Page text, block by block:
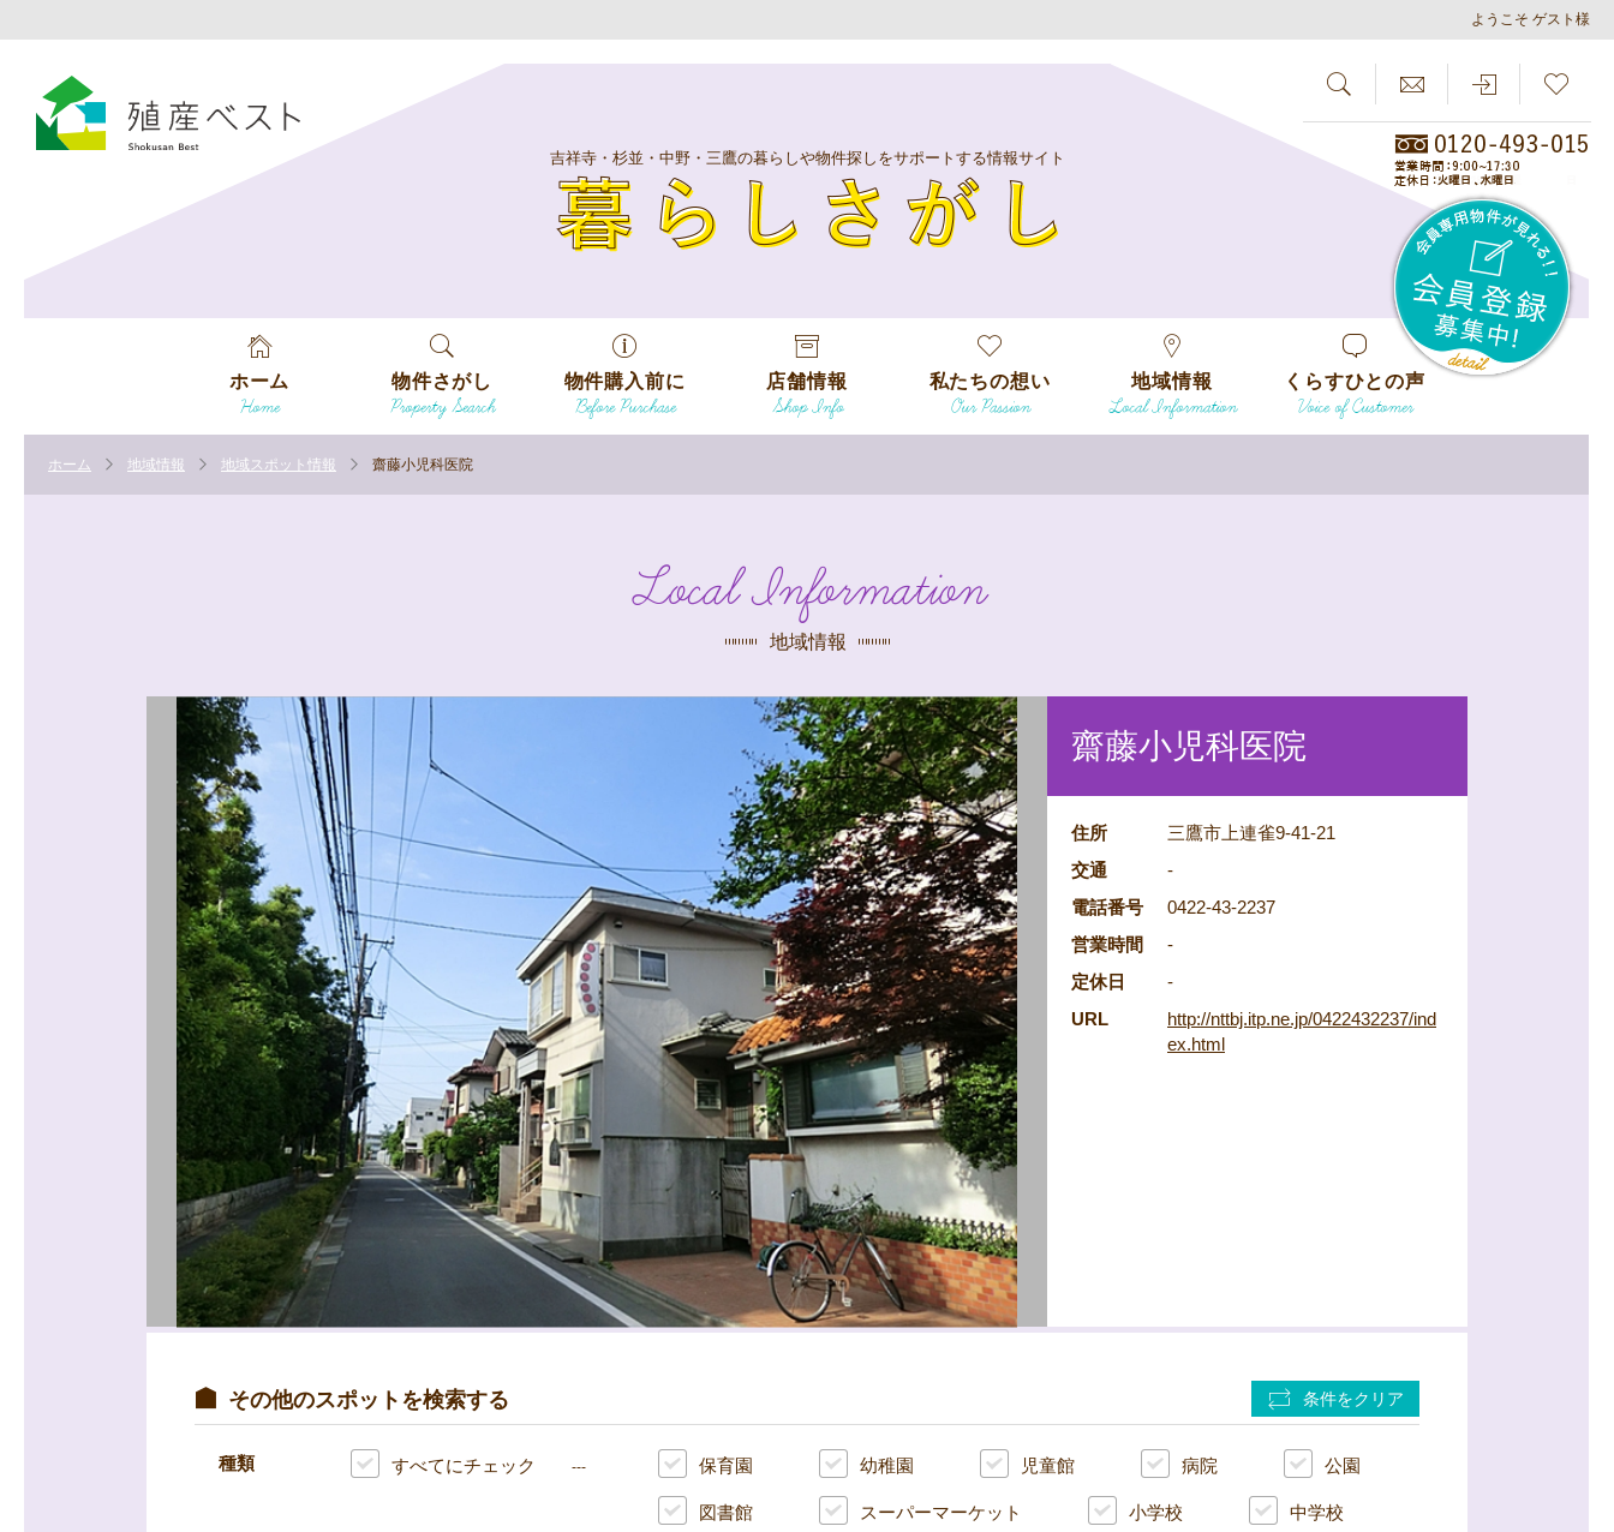
ようこそ ゲスト様
SEARCH
吉祥寺・杉並・中野・三鷹の暮らしや物件探しをサポートする情報サイト
ホーム
Home
物件さがし
Property Search
駅から
物件購入前に
Before Purchase
店舗情報
Shop Info
荻窪店
三鷹店
世田谷店
私たちの想い
Our Passion
地域情報
Local Information
くらすひとの声
Voice of Customer
ホーム 地域情報 地域スポット情報 齋藤小児科医院
Local Information
地域情報
齋藤小児科医院
住所
三鷹市上連雀9-41-21
交通
-
電話番号
0422-43-2237
営業時間
-
定休日
-
URL
http://nttbj.itp.ne.jp/0422432237/ind
ex.html
その他のスポットを検索する 条件をクリア
種類 すべてにチェック --- 保育園 幼稚園 児童館 病院 公園
図書館 スーパーマーケット 小学校 中学校